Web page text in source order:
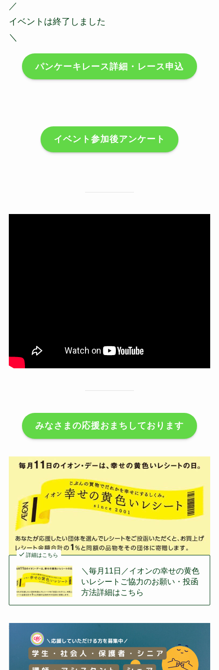
／
イベントは終了しました
＼
パンケーキレース詳細・レース申込
イベント参加後アンケート
みなさまの応援おまちしております
詳細はこちら
＼毎月11日／イオンの幸せの黄色
いレシートご協力のお願い・投函
方法詳細はこちら